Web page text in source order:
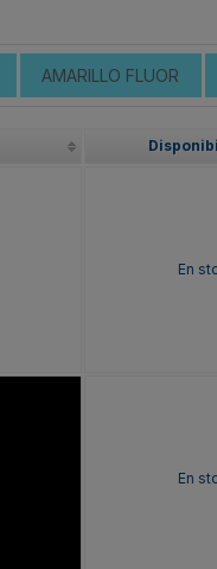
AMARILLO FLUOR
En
En